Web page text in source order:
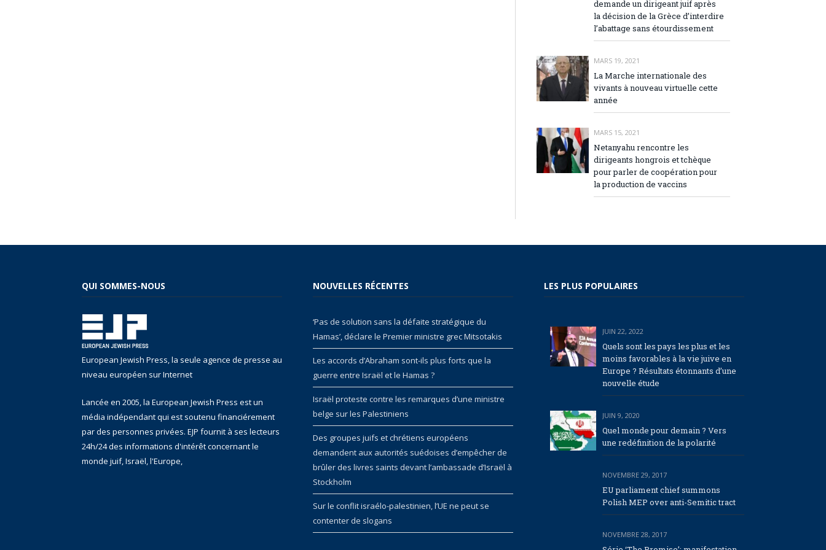
demande un dirigeant juif après
la décision de la Grèce d’interdire
l’abattage sans étourdissement
MARS 19, 2021
La Marche internationale des
vivants à nouveau virtuelle cette
année
MARS 15, 2021
Netanyahu rencontre les
dirigeants hongrois et tchèque
pour parler de coopération pour
la production de vaccins
QUI SOMMES-NOUS
European Jewish Press, la seule agence de presse au
niveau européen sur Internet
Lancée en 2005, la European Jewish Press est un
média indépendant qui est soutenu financiérement
par des personnes privées. EJP fournit à ses lecteurs
24h/24 des informations d'intérêt concernant le
monde juif, Israël, l'Europe,
NOUVELLES RÉCENTES
‘Pas de solution sans la défaite stratégique du
Hamas’, déclare le Premier ministre grec Mitsotakis
Les accords d’Abraham sont-ils plus forts que la
guerre entre Israël et le Hamas ?
Israël proteste contre les remarques d’une ministre
belge sur les Palestiniens
Des groupes juifs et chrétiens européens
demandent aux autorités suédoises d’empêcher de
brûler des livres saints devant l’ambassade d’Israël à
Stockholm
Sur le conflit israélo-palestinien, l’UE ne peut se
contenter de slogans
LES PLUS POPULAIRES
JUIN 22, 2022
Quels sont les pays les plus et les
moins favorables à la vie juive en
Europe ? Résultats étonnants d’une
nouvelle étude
JUIN 9, 2020
Quel monde pour demain ? Vers
une redéfinition de la polarité
NOVEMBRE 29, 2017
EU parliament chief summons
Polish MEP over anti-Semitic tract
NOVEMBRE 28, 2017